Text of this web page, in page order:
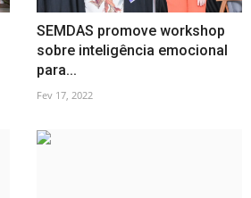
SEMDAS promove workshop
sobre inteligência emocional
para...
Fev 17, 2022